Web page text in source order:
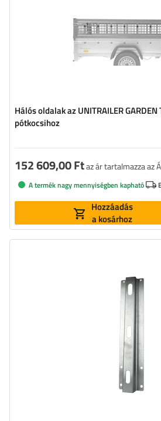
Hálós oldalak az UNITRAILER GARDEN
pótkocsihoz
152 609,00 Ftaz ár tartalmazza az
A termék nagy mennyiségben kapható
Hozzáadás
a kosárhoz